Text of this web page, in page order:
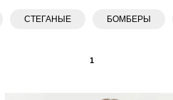
СТЕГАНЫЕ БОМБЕРЫ
1